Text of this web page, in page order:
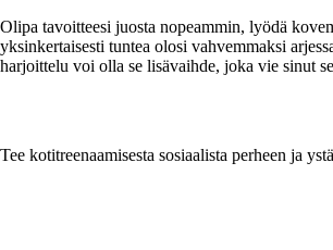
Olipa tavoitteesi juosta nopeammin, lyödä
yksinkertaisesti tuntea olosi vahvemmaksi
harjoittelu voi olla se lisävaihde, joka vie sinut
Tee kotitreenaamisesta sosiaalista perheen ja